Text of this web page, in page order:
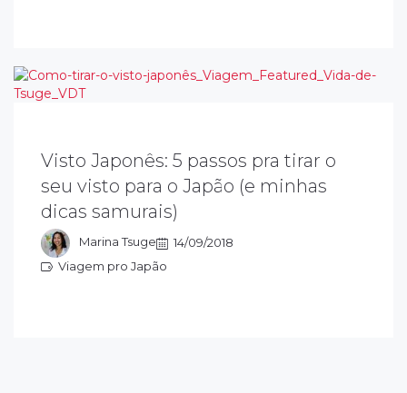
Visto Japonês: 5 passos pra tirar o
seu visto para o Japão (e minhas
dicas samurais)
Marina Tsuge
14/09/2018
Viagem pro Japão
você programa uma viagem ao
a obtenção do visto japonês é motivo
medo e dúvida na hora de viajar, ainda
que tem que comprar a passagem de
e volta primeiro.